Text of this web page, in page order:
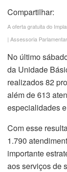
Compartilhar:
A oferta gratuita do
| Assessoria
No último
da Unidade
realizados 82
além de 613
especialidades
Com esse
1.790
importante
aos serviços de